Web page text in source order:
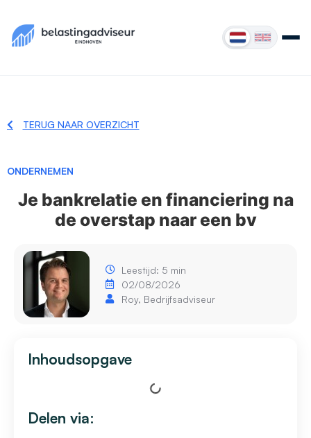
TERUG NAAR OVERZICHT
ONDERNEMEN
Je bankrelatie en financiering na
de overstap naar een bv
Leestijd: 5 min
02/08/2026
Roy, Bedrijfsadviseur
Inhoudsopgave
Delen via: